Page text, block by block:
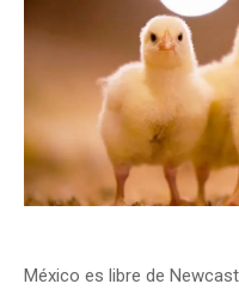
México es libre de